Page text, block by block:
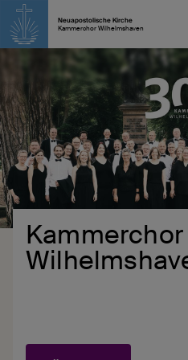
Neuapostolische Kirche
Kammerchor Wilhelmshaven
Kammerchor